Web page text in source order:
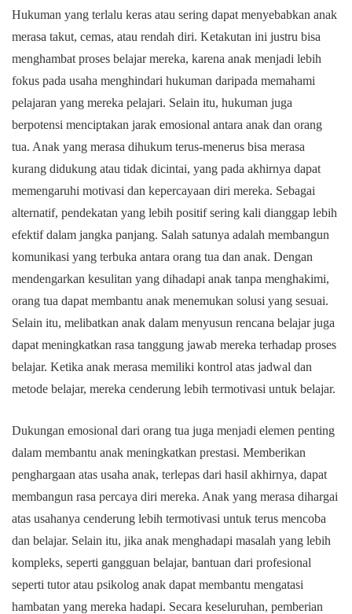
Hukuman yang terlalu keras atau sering dapat menyebabkan anak
merasa takut, cemas, atau rendah diri. Ketakutan ini justru bisa
menghambat proses belajar mereka, karena anak menjadi lebih
fokus pada usaha menghindari hukuman daripada memahami
pelajaran yang mereka pelajari. Selain itu, hukuman juga
berpotensi menciptakan jarak emosional antara anak dan orang
tua. Anak yang merasa dihukum terus-menerus bisa merasa
kurang didukung atau tidak dicintai, yang pada akhirnya dapat
memengaruhi motivasi dan kepercayaan diri mereka. Sebagai
alternatif, pendekatan yang lebih positif sering kali dianggap lebih
efektif dalam jangka panjang. Salah satunya adalah membangun
komunikasi yang terbuka antara orang tua dan anak. Dengan
mendengarkan kesulitan yang dihadapi anak tanpa menghakimi,
orang tua dapat membantu anak menemukan solusi yang sesuai.
Selain itu, melibatkan anak dalam menyusun rencana belajar juga
dapat meningkatkan rasa tanggung jawab mereka terhadap proses
belajar. Ketika anak merasa memiliki kontrol atas jadwal dan
metode belajar, mereka cenderung lebih termotivasi untuk belajar.
Dukungan emosional dari orang tua juga menjadi elemen penting
dalam membantu anak meningkatkan prestasi. Memberikan
penghargaan atas usaha anak, terlepas dari hasil akhirnya, dapat
membangun rasa percaya diri mereka. Anak yang merasa dihargai
atas usahanya cenderung lebih termotivasi untuk terus mencoba
dan belajar. Selain itu, jika anak menghadapi masalah yang lebih
kompleks, seperti gangguan belajar, bantuan dari profesional
seperti tutor atau psikolog anak dapat membantu mengatasi
hambatan yang mereka hadapi. Secara keseluruhan, pemberian